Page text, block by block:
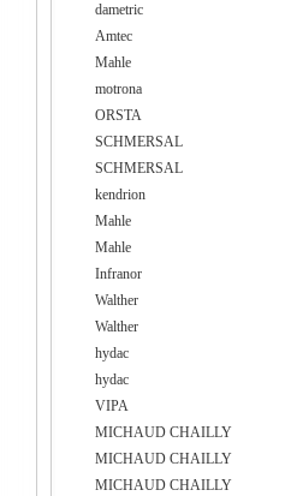
dametric
Amtec
Mahle
motrona
ORSTA
SCHMERSAL
SCHMERSAL
kendrion
Mahle
Mahle
Infranor
Walther
Walther
hydac
hydac
VIPA
MICHAUD CHAILLY
MICHAUD CHAILLY
MICHAUD CHAILLY